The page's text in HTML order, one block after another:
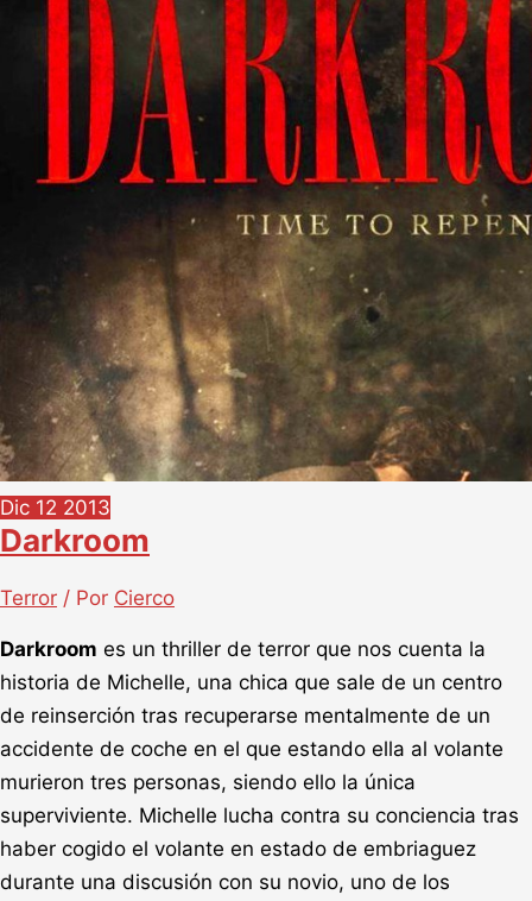
Dic 12 2013
Darkroom
Terror / Por Cierco
Darkroom es un thriller de terror que nos cuenta la
historia de Michelle, una chica que sale de un centro
de reinserción tras recuperarse mentalmente de un
accidente de coche en el que estando ella al volante
murieron tres personas, siendo ello la única
superviviente. Michelle lucha contra su conciencia tras
haber cogido el volante en estado de embriaguez
durante una discusión con su novio, uno de los